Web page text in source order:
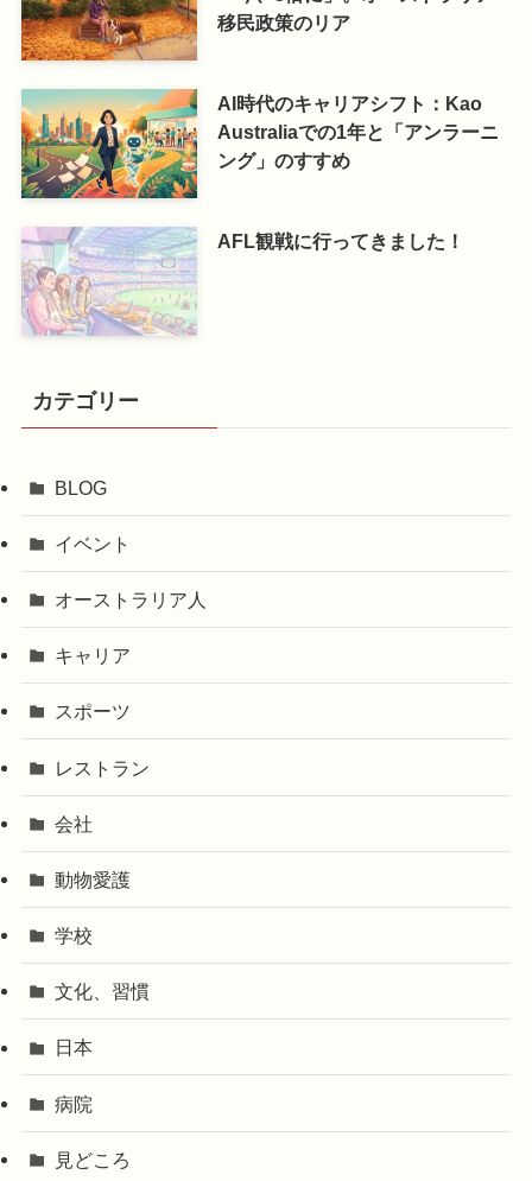
移民政策のリア
AI時代のキャリアシフト：Kao
Australiaでの1年と「アンラーニ
ング」のすすめ
AFL観戦に行ってきました！
カテゴリー
BLOG
イベント
オーストラリア人
キャリア
スポーツ
レストラン
会社
動物愛護
学校
文化、習慣
日本
病院
見どころ